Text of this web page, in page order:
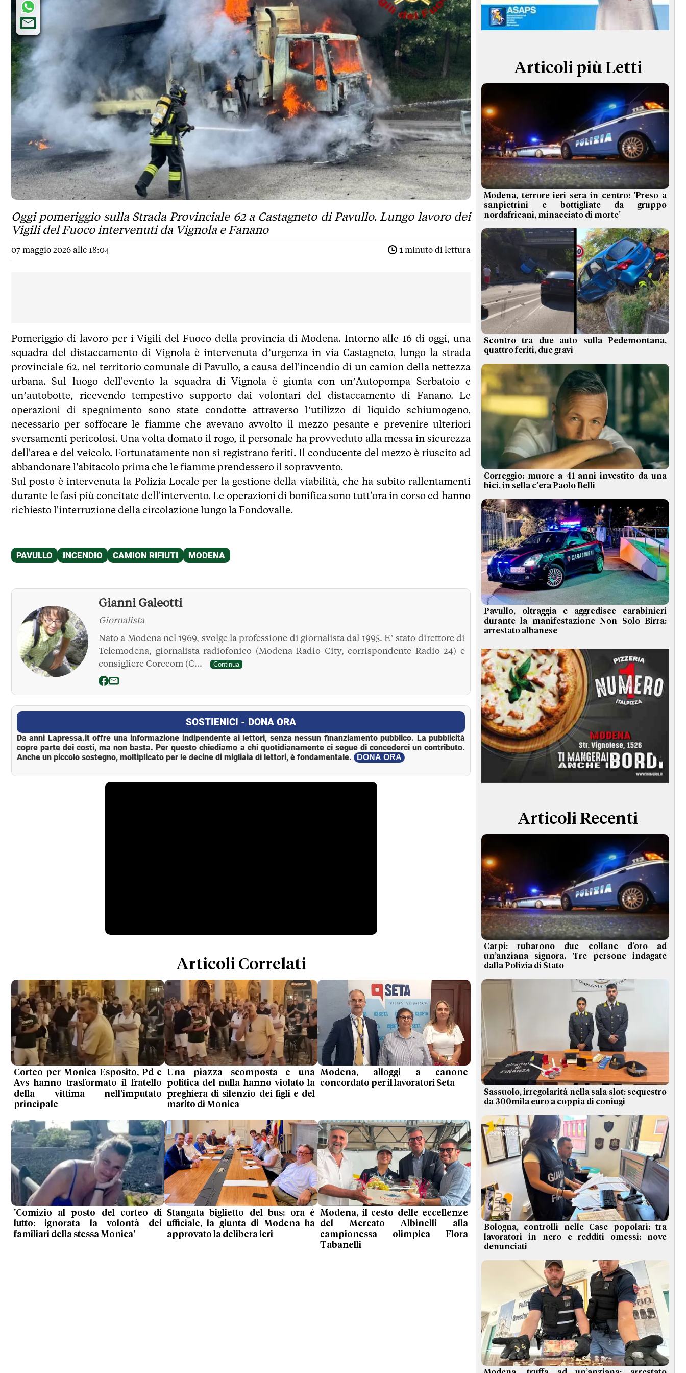
TERMINI e CONDIZIONI
Oggi pomeriggio sulla Strada Provinciale 62 a Castagneto di Pavullo. Lungo lavoro dei
Vigili del Fuoco intervenuti da Vignola e Fanano
07 maggio 2026 alle 18:04 1 minuto di lettura
Pomeriggio di lavoro per i Vigili del Fuoco della provincia di Modena. Intorno alle 16 di oggi, una
squadra del distaccamento di Vignola è intervenuta d’urgenza in via Castagneto, lungo la strada
provinciale 62, nel territorio comunale di Pavullo, a causa dell'incendio di un camion della nettezza
urbana. Sul luogo dell'evento la squadra di Vignola è giunta con un’Autopompa Serbatoio e
un’autobotte, ricevendo tempestivo supporto dai volontari del distaccamento di Fanano. Le
operazioni di spegnimento sono state condotte attraverso l’utilizzo di liquido schiumogeno,
necessario per soffocare le fiamme che avevano avvolto il mezzo pesante e prevenire ulteriori
sversamenti pericolosi. Una volta domato il rogo, il personale ha provveduto alla messa in sicurezza
dell'area e del veicolo. Fortunatamente non si registrano feriti. Il conducente del mezzo è riuscito ad
abbandonare l'abitacolo prima che le fiamme prendessero il sopravvento.
Sul posto è intervenuta la Polizia Locale per la gestione della viabilità, che ha subito rallentamenti
durante le fasi più concitate dell'intervento. Le operazioni di bonifica sono tutt'ora in corso ed hanno
richiesto l'interruzione della circolazione lungo la Fondovalle.
Gianni Galeotti
Giornalista
Nato a Modena nel 1969, svolge la professione di giornalista dal 1995. E’ stato direttore di
Telemodena, giornalista radiofonico (Modena Radio City, corrispondente Radio 24) e
consigliere Corecom (C...
Continua
La Pressa
SOSTIENICI - DONA ORA
Da anni Lapressa.it offre una informazione indipendente ai lettori, senza nessun finanziamento pubblico. La pubblicità
copre parte dei costi, ma non basta. Per questo chiediamo a chi quotidianamente ci segue di concederci un contributo.
Anche un piccolo sostegno, moltiplicato per le decine di migliaia di lettori, è fondamentale.
DONA ORA
Articoli Correlati
Corteo per Monica Esposito, Pd e
Avs hanno trasformato il fratello
della vittima nell’imputato
principale
Una piazza scomposta e una
politica del nulla hanno violato la
preghiera di silenzio dei figli e del
marito di Monica
Modena, alloggi a canone
concordato per il lavoratori Seta
'Comizio al posto del corteo di
lutto: ignorata la volontà dei
familiari della stessa Monica'
Stangata biglietto del bus: ora è
ufficiale, la giunta di Modena ha
approvato la delibera ieri
Modena, il cesto delle eccellenze
del Mercato Albinelli alla
campionessa olimpica Flora
Tabanelli
Articoli più Letti
Modena, terrore ieri sera in centro: 'Preso a
sanpietrini e bottigliate da gruppo
nordafricani, minacciato di morte'
Scontro tra due auto sulla Pedemontana,
quattro feriti, due gravi
Correggio: muore a 41 anni investito da una
bici, in sella c'era Paolo Belli
Pavullo, oltraggia e aggredisce carabinieri
durante la manifestazione Non Solo Birra:
arrestato albanese
Articoli Recenti
Carpi: rubarono due collane d’oro ad
un’anziana signora. Tre persone indagate
dalla Polizia di Stato
Sassuolo, irregolarità nella sala slot: sequestro
da 300mila euro a coppia di coniugi
Bologna, controlli nelle Case popolari: tra
lavoratori in nero e redditi omessi: nove
denunciati